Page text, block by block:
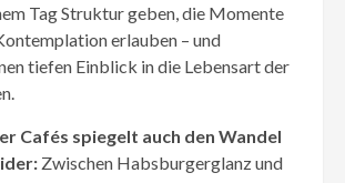
Tag Struktur geben, die Momente
erlauben – und
tiefen Einblick in die Lebensart der
Cafés spiegelt auch den Wandel
Zwischen Habsburgerglanz und